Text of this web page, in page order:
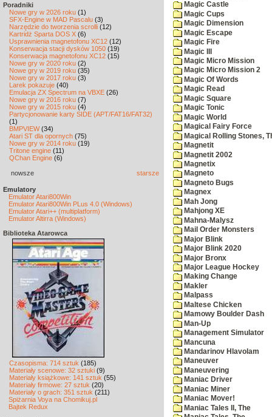
Poradniki
Nowe gry w 2026 roku (1)
SFX-Engine w MAD Pascalu (3)
Narzędzie do tworzenia scrolli (12)
Kartridż Sparta DOS X (6)
Usprawnienia magnetofonu XC12 (12)
Konserwacja stacji dysków 1050 (19)
Konserwacja magnetofonu XC12 (15)
Nowe gry w 2020 roku (2)
Nowe gry w 2019 roku (35)
Nowe gry w 2017 roku (3)
Larek pokazuje (40)
Emulacja ZX Spectrum na VBXE (26)
Nowe gry w 2016 roku (7)
Nowe gry w 2015 roku (4)
Partycjonowanie karty SIDE (APT/FAT16/FAT32)
(1)
BMPVIEW(34)
Atari ST dla opornych (75)
Nowe gry w 2014 roku (19)
Tritone engine (11)
QChan Engine (6)
nowsze starsze
Emulatory
Emulator Atari800Win
Emulator Atari800Win PLus 4.0 (Windows)
Emulator Atari++ (multiplatform)
Emulator Altirra (Windows)
Biblioteka Atarowca
Czasopisma: 714 sztuk (185)
Materiały scenowe: 32 sztuki (9)
Materiały książkowe: 141 sztuk (55)
Materiały firmowe: 27 sztuk (20)
Materiały o grach: 351 sztuk (211)
Spiżarnia Voya na Chomikuj.pl
Bajtek Redux
Magic Castle
Magic Cups
Magic Dimension
Magic Escape
Magic Fire
Magic III
Magic Micro Mission
Magic Micro Mission 2
Magic Of Words
Magic Read
Magic Square
Magic Tonic
Magic World
Magical Fairy Force
Magical Rolling Stones,
Magnetit
Magnetit 2002
Magnetix
Magneto
Magneto Bugs
Magnex
Mah Jong
Mahjong XE
Mahna-Malysz
Mail Order Monsters
Major Blink
Major Blink 2020
Major Bronx
Major League Hockey
Making Change
Makler
Malpass
Maltese Chicken
Mamowy Boulder Dash
Man-Up
Management Simulator
Mancuna
Mandarinov Hlavolam
Maneuver
Maneuvering
Maniac Driver
Maniac Miner
Maniac Mover!
Maniac Tales II, The